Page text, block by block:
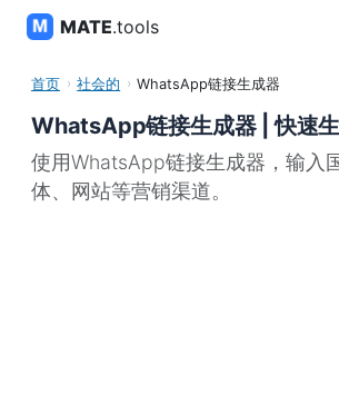
MATE.tools
首页 社会的 WhatsApp链接生成器
WhatsApp链接生成器 | 快速
使用WhatsApp链接生成器，输入
体、网站等营销渠道。